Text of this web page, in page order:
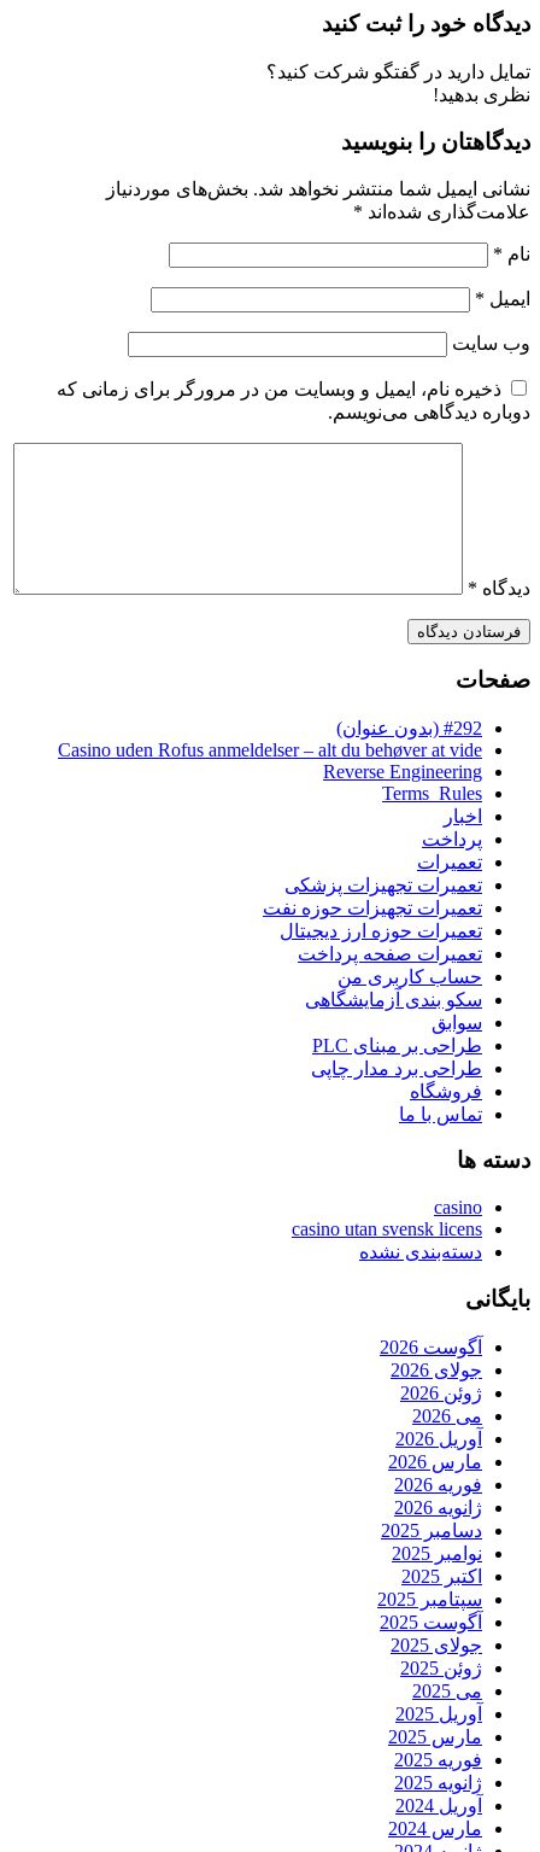
دیدگاه خود را ثبت کنید
تمایل دارید در گفتگو شرکت کنید؟
نظری بدهید!
دیدگاهتان را بنویسید
نشانی ایمیل شما منتشر نخواهد شد. بخش‌های موردنیاز
علامت‌گذاری شده‌اند *
نام *
ایمیل *
وب‌ سایت
ذخیره نام، ایمیل و وبسایت من در مرورگر برای زمانی که
دوباره دیدگاهی می‌نویسم.
دیدگاه *
صفحات
#292 (بدون عنوان)
Casino uden Rofus anmeldelser – alt du behøver at vide
Reverse Engineering
Terms_Rules
اخبار
پرداخت
تعمیرات
تعمیرات تجهیزات پزشکی
تعمیرات تجهیزات حوزه نفت
تعمیرات حوزه ارز دیجیتال
تعمیرات صفحه پرداخت
حساب کاربری من
سکو بندی آزمایشگاهی
سوابق
طراحی بر مبنای PLC
طراحی برد مدار چاپی
فروشگاه
تماس با ما
دسته ها
casino
casino utan svensk licens
دسته‌بندی نشده
بایگانی
آگوست 2026
جولای 2026
ژوئن 2026
می 2026
آوریل 2026
مارس 2026
فوریه 2026
ژانویه 2026
دسامبر 2025
نوامبر 2025
اکتبر 2025
سپتامبر 2025
آگوست 2025
جولای 2025
ژوئن 2025
می 2025
آوریل 2025
مارس 2025
فوریه 2025
ژانویه 2025
آوریل 2024
مارس 2024